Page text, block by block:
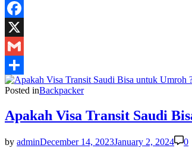
Facebook
X
Gmail
Share
Posted inBackpacker
Apakah Visa Transit Saudi
by adminDecember 14, 2023January 2, 2024
0